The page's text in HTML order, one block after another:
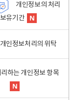
개인정보의 처리
유기간
개인정보처리의 위탁
하는 개인정보 항목